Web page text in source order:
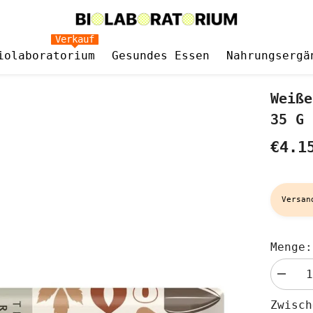
Verkauf
Gesundes Essen
35 G
Menge:
für
Weißer